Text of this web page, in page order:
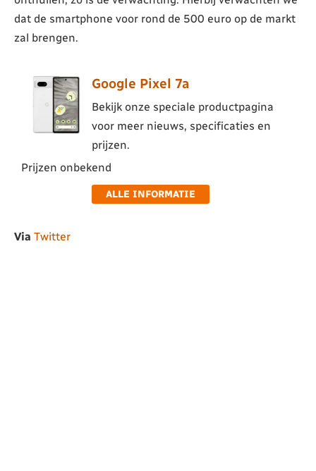
dat de smartphone voor rond de 500 euro op de markt
zal brengen.
Google Pixel 7a
Bekijk onze speciale productpagina
voor meer nieuws, specificaties en
prijzen.
Prijzen onbekend
ALLE INFORMATIE
Via Twitter